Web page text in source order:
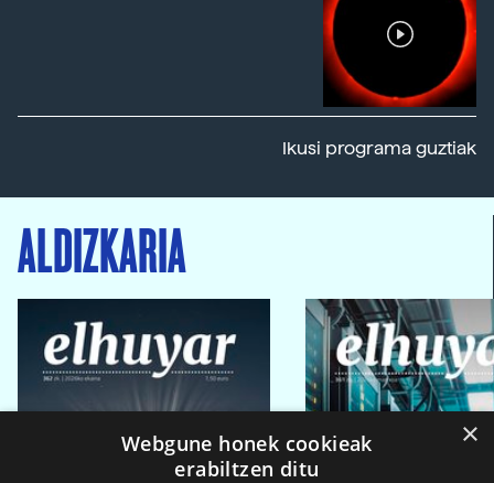
Ikusi programa guztiak
ALDIZKARIA
×
Webgune honek cookieak
erabiltzen ditu